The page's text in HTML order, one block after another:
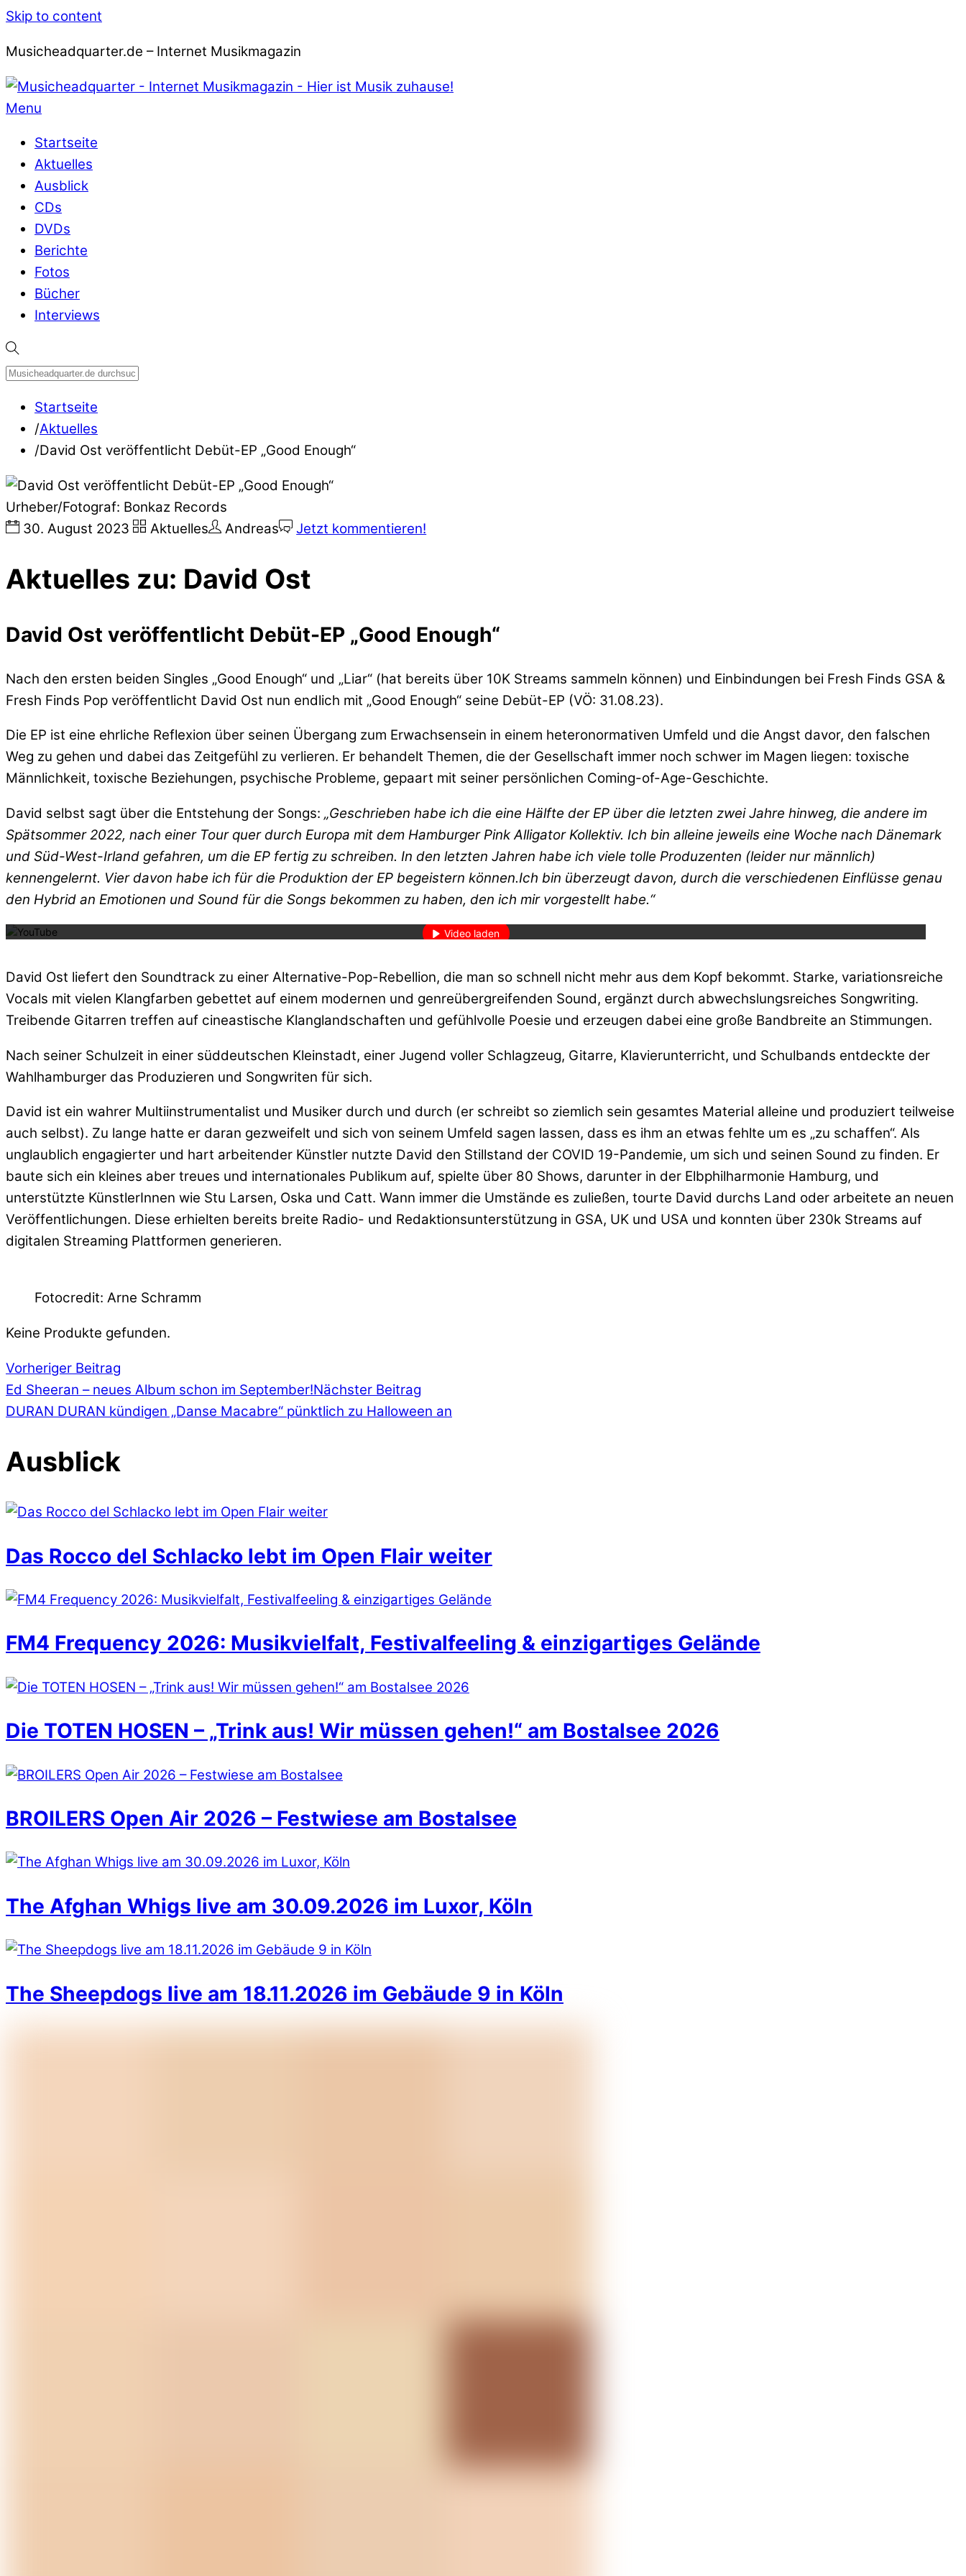
Skip to content
Musicheadquarter.de – Internet Musikmagazin
Menu
Startseite
Aktuelles
Ausblick
CDs
DVDs
Berichte
Fotos
Bücher
Interviews
Startseite
/Aktuelles
/David Ost veröffentlicht Debüt-EP „Good Enough“
Urheber/Fotograf: Bonkaz Records
30. August 2023 Aktuelles Andreas Jetzt kommentieren!
Aktuelles zu: David Ost
David Ost veröffentlicht Debüt-EP „Good Enough“
Nach den ersten beiden Singles „Good Enough“ und „Liar“ (hat bereits über 10K Streams sammeln können) und Einbindungen bei Fresh Finds GSA &
Fresh Finds Pop veröffentlicht David Ost nun endlich mit „Good Enough“ seine Debüt-EP (VÖ: 31.08.23).
Die EP ist eine ehrliche Reflexion über seinen Übergang zum Erwachsensein in einem heteronormativen Umfeld und die Angst davor, den falschen
Weg zu gehen und dabei das Zeitgefühl zu verlieren. Er behandelt Themen, die der Gesellschaft immer noch schwer im Magen liegen: toxische
Männlichkeit, toxische Beziehungen, psychische Probleme, gepaart mit seiner persönlichen Coming-of-Age-Geschichte.
David selbst sagt über die Entstehung der Songs: „Geschrieben habe ich die eine Hälfte der EP über die letzten zwei Jahre hinweg, die andere im
Spätsommer 2022, nach einer Tour quer durch Europa mit dem Hamburger Pink Alligator Kollektiv. Ich bin alleine jeweils eine Woche nach Dänemark
und Süd-West-Irland gefahren, um die EP fertig zu schreiben. In den letzten Jahren habe ich viele tolle Produzenten (leider nur männlich)
kennengelernt. Vier davon habe ich für die Produktion der EP begeistern können.Ich bin überzeugt davon, durch die verschiedenen Einflüsse genau
den Hybrid an Emotionen und Sound für die Songs bekommen zu haben, den ich mir vorgestellt habe.“
Mit dem Laden des Videos akzeptieren Sie die Datenschutzerklärung von YouTube.
Mehr erfahren
Video laden
David Ost liefert den Soundtrack zu einer Alternative-Pop-Rebellion, die man so schnell nicht mehr aus dem Kopf bekommt. Starke, variationsreiche
Vocals mit vielen Klangfarben gebettet auf einem modernen und genreübergreifenden Sound, ergänzt durch abwechslungsreiches Songwriting.
Treibende Gitarren treffen auf cineastische Klanglandschaften und gefühlvolle Poesie und erzeugen dabei eine große Bandbreite an Stimmungen.
Nach seiner Schulzeit in einer süddeutschen Kleinstadt, einer Jugend voller Schlagzeug, Gitarre, Klavierunterricht, und Schulbands entdeckte der
Wahlhamburger das Produzieren und Songwriten für sich.
David ist ein wahrer Multiinstrumentalist und Musiker durch und durch (er schreibt so ziemlich sein gesamtes Material alleine und produziert teilweise
auch selbst). Zu lange hatte er daran gezweifelt und sich von seinem Umfeld sagen lassen, dass es ihm an etwas fehlte um es „zu schaffen“. Als
unglaublich engagierter und hart arbeitender Künstler nutzte David den Stillstand der COVID 19-Pandemie, um sich und seinen Sound zu finden. Er
baute sich ein kleines aber treues und internationales Publikum auf, spielte über 80 Shows, darunter in der Elbphilharmonie Hamburg, und
unterstützte KünstlerInnen wie Stu Larsen, Oska und Catt. Wann immer die Umstände es zuließen, tourte David durchs Land oder arbeitete an neuen
Veröffentlichungen. Diese erhielten bereits breite Radio- und Redaktionsunterstützung in GSA, UK und USA und konnten über 230k Streams auf
digitalen Streaming Plattformen generieren.
Fotocredit: Arne Schramm
Keine Produkte gefunden.
Vorheriger Beitrag
Ed Sheeran – neues Album schon im September!Nächster Beitrag
DURAN DURAN kündigen „Danse Macabre“ pünktlich zu Halloween an
Ausblick
Das Rocco del Schlacko lebt im Open Flair weiter
FM4 Frequency 2026: Musikvielfalt, Festivalfeeling & einzigartiges Gelände
Die TOTEN HOSEN – „Trink aus! Wir müssen gehen!“ am Bostalsee 2026
BROILERS Open Air 2026 – Festwiese am Bostalsee
The Afghan Whigs live am 30.09.2026 im Luxor, Köln
The Sheepdogs live am 18.11.2026 im Gebäude 9 in Köln